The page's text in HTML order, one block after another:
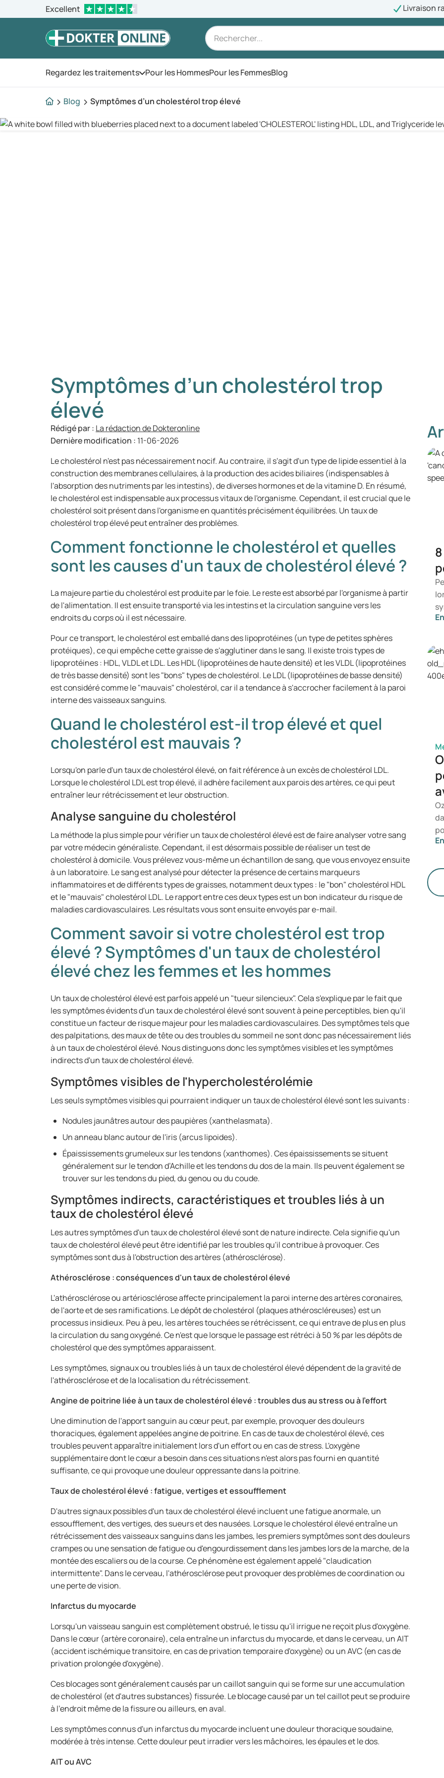
Excellent Livraison
Regardez les traitementsOuvrez le menu
Pour les HommesPour les FemmesBlog
Blog Symptômes d’un cholestérol trop élevé
Symptômes d’un cholestérol trop
élevé
Rédigé par : La rédaction de Dokteronline
Dernière modification : 11-06-2026
Le cholestérol n'est pas nécessairement nocif. Au contraire, il s'agit d'un type de lipide essentiel à la
construction des membranes cellulaires, à la production des acides biliaires (indispensables à
l'absorption des nutriments par les intestins), de diverses hormones et de la vitamine D. En résumé,
le cholestérol est indispensable aux processus vitaux de l'organisme. Cependant, il est crucial que le
cholestérol soit présent dans l'organisme en quantités précisément équilibrées. Un taux de
cholestérol trop élevé peut entraîner des problèmes.
Comment fonctionne le cholestérol et quelles
sont les causes d'un taux de cholestérol élevé ?
La majeure partie du cholestérol est produite par le foie. Le reste est absorbé par l'organisme à partir
de l'alimentation. Il est ensuite transporté via les intestins et la circulation sanguine vers les
endroits du corps où il est nécessaire.
Pour ce transport, le cholestérol est emballé dans des lipoprotéines (un type de petites sphères
protéiques), ce qui empêche cette graisse de s'agglutiner dans le sang. Il existe trois types de
lipoprotéines : HDL, VLDL et LDL. Les HDL (lipoprotéines de haute densité) et les VLDL (lipoprotéines
de très basse densité) sont les "bons" types de cholestérol. Le LDL (lipoprotéines de basse densité)
est considéré comme le "mauvais" cholestérol, car il a tendance à s'accrocher facilement à la paroi
interne des vaisseaux sanguins.
Quand le cholestérol est-il trop élevé et quel
cholestérol est mauvais ?
Lorsqu'on parle d'un taux de cholestérol élevé, on fait référence à un excès de cholestérol LDL.
Lorsque le cholestérol LDL est trop élevé, il adhère facilement aux parois des artères, ce qui peut
entraîner leur rétrécissement et leur obstruction.
Analyse sanguine du cholestérol
La méthode la plus simple pour vérifier un taux de cholestérol élevé est de faire analyser votre sang
par votre médecin généraliste. Cependant, il est désormais possible de réaliser un test de
cholestérol à domicile. Vous prélevez vous-même un échantillon de sang, que vous envoyez ensuite
à un laboratoire. Le sang est analysé pour détecter la présence de certains marqueurs
inflammatoires et de différents types de graisses, notamment deux types : le "bon" cholestérol HDL
et le "mauvais" cholestérol LDL. Le rapport entre ces deux types est un bon indicateur du risque de
maladies cardiovasculaires. Les résultats vous sont ensuite envoyés par e-mail.
Comment savoir si votre cholestérol est trop
élevé ? Symptômes d'un taux de cholestérol
élevé chez les femmes et les hommes
Un taux de cholestérol élevé est parfois appelé un "tueur silencieux". Cela s'explique par le fait que
les symptômes évidents d'un taux de cholestérol élevé sont souvent à peine perceptibles, bien qu'il
constitue un facteur de risque majeur pour les maladies cardiovasculaires. Des symptômes tels que
des palpitations, des maux de tête ou des troubles du sommeil ne sont donc pas nécessairement liés
à un taux de cholestérol élevé. Nous distinguons donc les symptômes visibles et les symptômes
indirects d'un taux de cholestérol élevé.
Symptômes visibles de l'hypercholestérolémie
Les seuls symptômes visibles qui pourraient indiquer un taux de cholestérol élevé sont les suivants :
Nodules jaunâtres autour des paupières (xanthelasmata).
Un anneau blanc autour de l'iris (arcus lipoides).
Épaississements grumeleux sur les tendons (xanthomes). Ces épaississements se situent
généralement sur le tendon d’Achille et les tendons du dos de la main. Ils peuvent également se
trouver sur les tendons du pied, du genou ou du coude.
Symptômes indirects, caractéristiques et troubles liés à un
taux de cholestérol élevé
Les autres symptômes d'un taux de cholestérol élevé sont de nature indirecte. Cela signifie qu'un
taux de cholestérol élevé peut être identifié par les troubles qu'il contribue à provoquer. Ces
symptômes sont dus à l'obstruction des artères (athérosclérose).
Athérosclérose : conséquences d'un taux de cholestérol élevé
L'athérosclérose ou artériosclérose affecte principalement la paroi interne des artères coronaires,
de l'aorte et de ses ramifications. Le dépôt de cholestérol (plaques athéroscléreuses) est un
processus insidieux. Peu à peu, les artères touchées se rétrécissent, ce qui entrave de plus en plus
la circulation du sang oxygéné. Ce n'est que lorsque le passage est rétréci à 50 % par les dépôts de
cholestérol que des symptômes apparaissent.
Les symptômes, signaux ou troubles liés à un taux de cholestérol élevé dépendent de la gravité de
l'athérosclérose et de la localisation du rétrécissement.
Angine de poitrine liée à un taux de cholestérol élevé : troubles dus au stress ou à l'effort
Une diminution de l'apport sanguin au cœur peut, par exemple, provoquer des douleurs
thoraciques, également appelées angine de poitrine. En cas de taux de cholestérol élevé, ces
troubles peuvent apparaître initialement lors d'un effort ou en cas de stress. L'oxygène
supplémentaire dont le cœur a besoin dans ces situations n'est alors pas fourni en quantité
suffisante, ce qui provoque une douleur oppressante dans la poitrine.
Taux de cholestérol élevé : fatigue, vertiges et essoufflement
D'autres signaux possibles d'un taux de cholestérol élevé incluent une fatigue anormale, un
essoufflement, des vertiges, des sueurs et des nausées. Lorsque le cholestérol élevé entraîne un
rétrécissement des vaisseaux sanguins dans les jambes, les premiers symptômes sont des douleurs
crampes ou une sensation de fatigue ou d'engourdissement dans les jambes lors de la marche, de la
montée des escaliers ou de la course. Ce phénomène est également appelé "claudication
intermittente". Dans le cerveau, l'athérosclérose peut provoquer des problèmes de coordination ou
une perte de vision.
Infarctus du myocarde
Lorsqu'un vaisseau sanguin est complètement obstrué, le tissu qu'il irrigue ne reçoit plus d'oxygène.
Dans le cœur (artère coronaire), cela entraîne un infarctus du myocarde, et dans le cerveau, un AIT
(accident ischémique transitoire, en cas de privation temporaire d'oxygène) ou un AVC (en cas de
privation prolongée d'oxygène).
Ces blocages sont généralement causés par un caillot sanguin qui se forme sur une accumulation
de cholestérol (et d'autres substances) fissurée. Le blocage causé par un tel caillot peut se produire
à l'endroit même de la fissure ou ailleurs, en aval.
Les symptômes connus d'un infarctus du myocarde incluent une douleur thoracique soudaine,
modérée à très intense. Cette douleur peut irradier vers les mâchoires, les épaules et le dos.
AIT ou AVC
le